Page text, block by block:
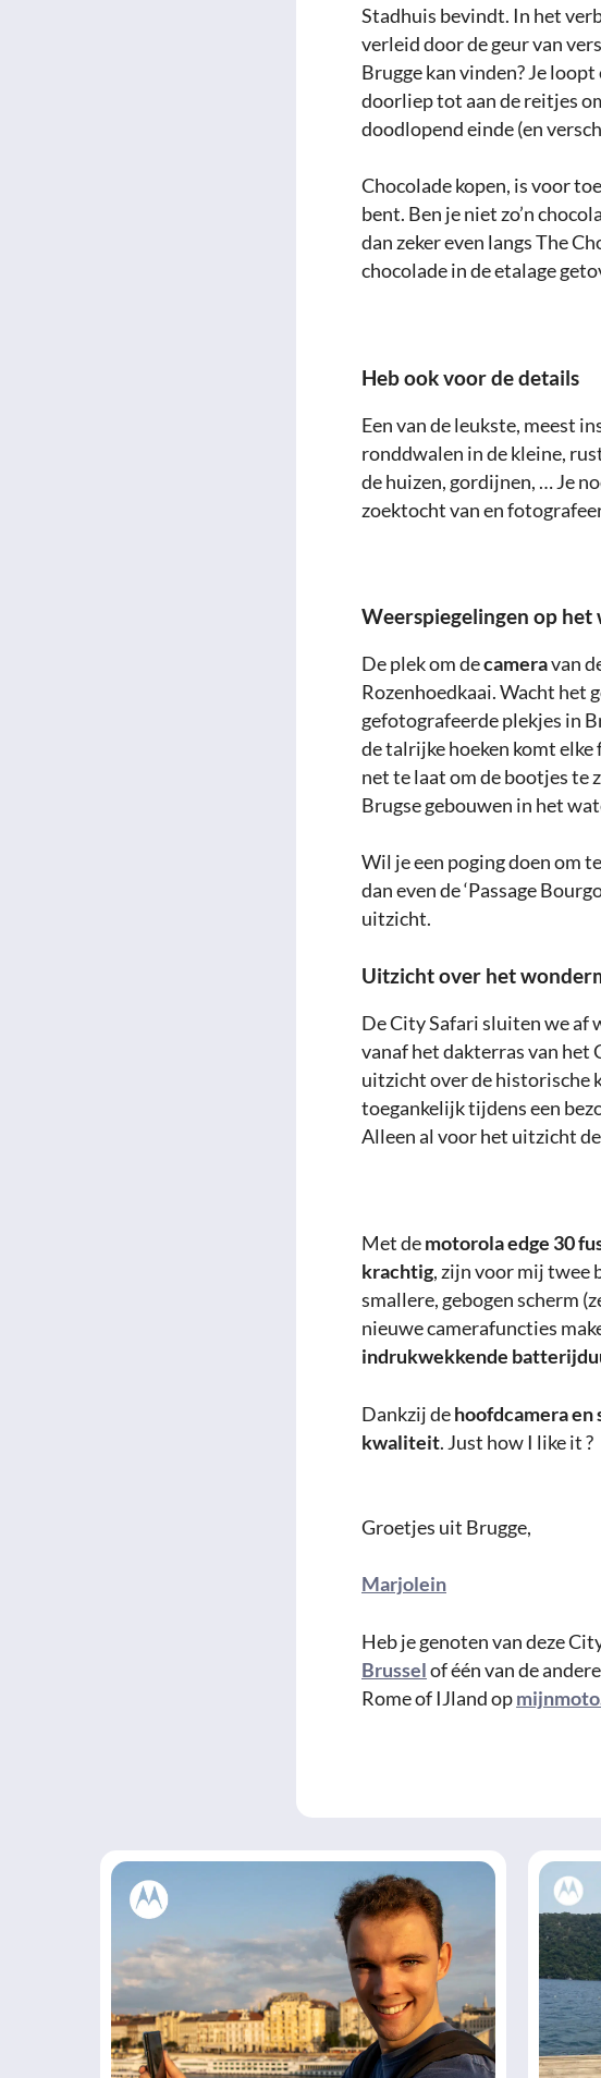
Stadhuis bevindt. In het
verleid door de geur van
Brugge kan vinden? Je
doorliep tot aan de reitjes
doodlopend einde (en
Chocolade kopen, is voor
bent. Ben je niet zo’n
dan zeker even langs The
chocolade in de etalage
Heb ook voor de details
Een van de leukste, meest
ronddwalen in de kleine,
de huizen, gordijnen, … Je
zoektocht van en
Weerspiegelingen op het
De plek om decameravan
Rozenhoedkaai. Wacht het
gefotografeerde plekjes in
de talrijke hoeken komt
net te laat om de bootjes te
Brugse gebouwen in het
Wil je een poging doen om
dan even de ‘Passage
uitzicht.
Uitzicht over het
De City Safari sluiten we af
vanaf het dakterras van het
uitzicht over de historische
toegankelijk tijdens een
Alleen al voor het uitzicht
Met demotorola edge 30
krachtig, zijn voor mij twee
smallere, gebogen scherm
nieuwe camerafuncties
indrukwekkende
Dankzij dehoofdcamera en
kwaliteit. Just how I like it ?
Groetjes uit Brugge,
Marjolein
Heb je genoten van deze
Brusselof één van de
Rome of IJland op